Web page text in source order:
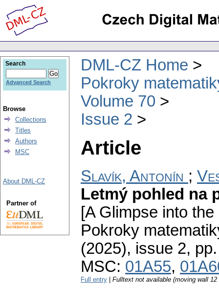
DML-CZ Home
Pokroky
Volume 70
Issue 2
Article
Slavík, Antonín ;
Letmý pohled na
[A Glimpse into
Pokroky
(2025), issue 2,
MSC: 01A55,
Full entry Fulltext not available (moving wall 12
Search
Advanced Search
Browse
Collections
Titles
Authors
MSC
About DML-CZ
Partner of